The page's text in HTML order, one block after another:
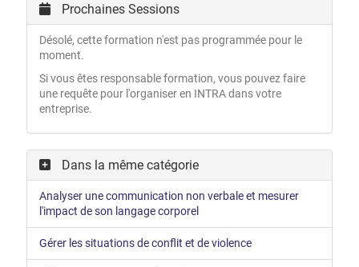
Prochaines Sessions
Désolé, cette formation n'est pas programmée pour le
moment.
Si vous êtes responsable formation, vous pouvez faire
une requête pour l'organiser en INTRA dans votre
entreprise.
Dans la même catégorie
Analyser une communication non verbale et mesurer
l'impact de son langage corporel
Gérer les situations de conflit et de violence